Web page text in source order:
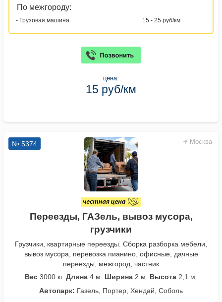
По межгороду:
- Грузовая машина 15 - 25 руб/км
цена:
15 руб/км
Москва
№ 5374
Переезды, ГАЗель, вывоз мусора,
грузчики
Грузчики, квартирные переезды. Сборка разборка мебели,
вывоз мусора, перевозка пианино, офисные, дачные
переезды, межгород, частник
Вес 3000 кг. Длина 4 м. Ширина 2 м. Высота 2,1 м.
Автопарк: Газель, Портер, Хендай, Соболь